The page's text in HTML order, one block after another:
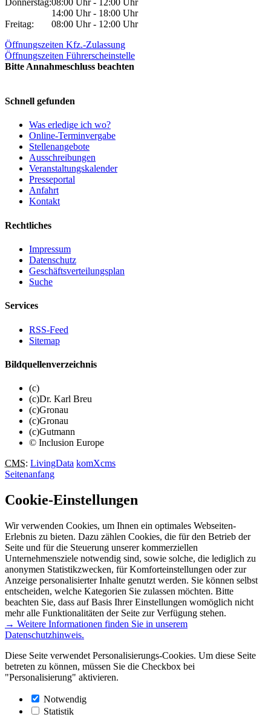
Donnerstag:08:00 Uhr - 12:00 Uhr
14:00 Uhr - 18:00 Uhr
Freitag:
08:00 Uhr - 12:00 Uhr
Öffnungszeiten Kfz.-Zulassung
Öffnungszeiten Führerscheinstelle
Bitte Annahmeschluss beachten
Schnell gefunden
Was erledige ich wo?
Online-Terminvergabe
Stellenangebote
Ausschreibungen
Veranstaltungskalender
Presseportal
Anfahrt
Kontakt
Rechtliches
Impressum
Datenschutz
Geschäftsverteilungsplan
Suche
Services
RSS-Feed
Sitemap
Bildquellenverzeichnis
(c)
(c)Dr. Karl Breu
(c)Gronau
(c)Gronau
(c)Gutmann
© Inclusion Europe
CMS: LivingData komXcms
Seitenanfang
Cookie-Einstellungen
Wir verwenden Cookies, um Ihnen ein optimales Webseiten-
Erlebnis zu bieten. Dazu zählen Cookies, die für den Betrieb der
Seite und für die Steuerung unserer kommerziellen
Unternehmensziele notwendig sind, sowie solche, die lediglich zu
anonymen Statistikzwecken, für Komforteinstellungen oder zur
Anzeige personalisierter Inhalte genutzt werden. Sie können selbst
entscheiden, welche Kategorien Sie zulassen möchten. Bitte
beachten Sie, dass auf Basis Ihrer Einstellungen womöglich nicht
mehr alle Funktionalitäten der Seite zur Verfügung stehen.
→ Weitere Informationen finden Sie in unserem
Datenschutzhinweis.
Diese Seite verwendet Personalisierungs-Cookies. Um diese Seite
betreten zu können, müssen Sie die Checkbox bei
"Personalisierung" aktivieren.
Notwendig
Statistik